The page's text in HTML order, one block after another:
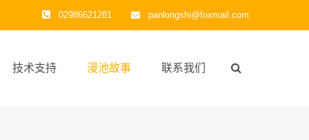
02986621281 panlongshi@foxmail.com
技术支持 漫池故事 联系我们